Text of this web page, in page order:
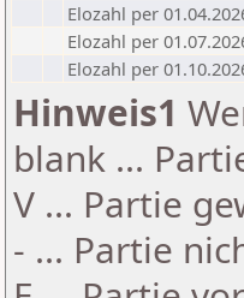
Elozahl per
Elozahl per
Elozahl per
Hinweis1
blank ...
V ... Partie
- ... Partie